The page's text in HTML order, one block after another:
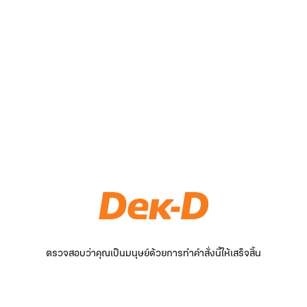
ตรวจสอบว่าคุณเป็นมนุษย์ด้วยการทำคำสั่งนี้ให้เสร็จสิ้น